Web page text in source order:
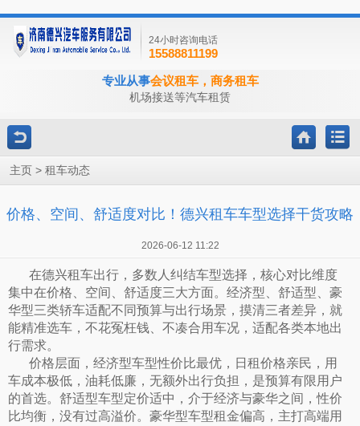
24小时咨询电话
15588811199
专业从事会议租车，商务租车
机场接送等汽车租赁
主页 > 租车动态
价格、空间、舒适度对比！德兴租车车型选择干货攻略
2026-06-12 11:22
在德兴租车出行，多数人纠结车型选择，核心对比维度
集中在价格、空间、舒适度三大方面。经济型、舒适型、豪
华型三类轿车适配不同预算与出行场景，摸清三者差异，就
能精准选车，不花冤枉钱、不凑合用车况，适配各类本地出
行需求。
价格层面，经济型车型性价比最优，日租价格亲民，用
车成本极低，油耗低廉，无额外出行负担，是预算有限用户
的首选。舒适型车型定价适中，介于经济与豪华之间，性价
比均衡，没有过高溢价。豪华型车型租金偏高，主打高端用